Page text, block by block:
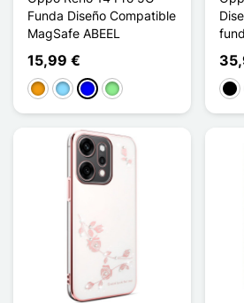
Funda Diseño Compatible
MagSafe ABEEL
15,99 €
NaranjaAzul claro
AzulVerde claro